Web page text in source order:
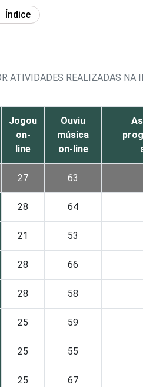
Índice
ATIVIDADES REALIZADAS
Jogou
on-
line
Ouviu
música
on-line
27 63
28 64
21 53
28 66
28 58
25 59
25 55
25 67